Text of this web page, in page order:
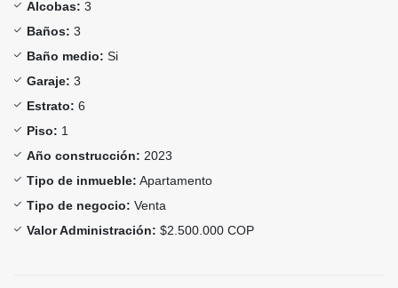
Alcobas: 3
Baños: 3
Baño medio: Si
Garaje: 3
Estrato: 6
Piso: 1
Año construcción: 2023
Tipo de inmueble: Apartamento
Tipo de negocio: Venta
Valor Administración: $2.500.000 COP